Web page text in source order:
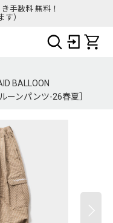
手数料 無料！
す）
BALLOON
ーンパンツ-26春夏］